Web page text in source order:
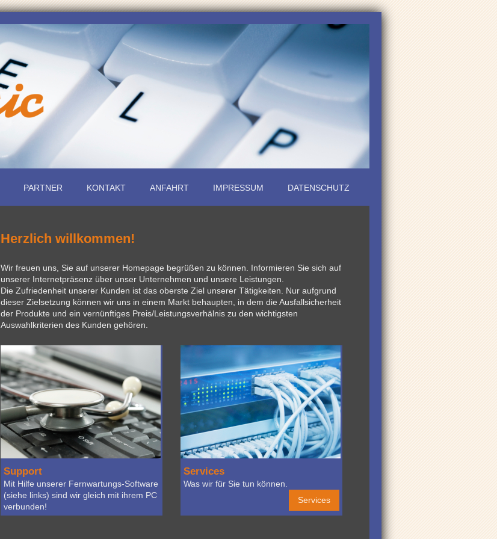
PARTNER KONTAKT ANFAHRT IMPRESSUM DATENSCHUTZ
Herzlich willkommen!
Wir freuen uns, Sie auf unserer Homepage begrüßen zu können. Informieren Sie sich auf
unserer Internetpräsenz über unser Unternehmen und unsere Leistungen.
Die Zufriedenheit unserer Kunden ist das oberste Ziel unserer Tätigkeiten. Nur aufgrund
dieser Zielsetzung können wir uns in einem Markt behaupten, in dem die Ausfallsicherheit
der Produkte und ein vernünftiges Preis/Leistungsverhälnis zu den wichtigsten
Auswahlkriterien des Kunden gehören.
Support
Mit Hilfe unserer Fernwartungs-Software
(siehe links) sind wir gleich mit ihrem PC
verbunden!
Services
Was wir für Sie tun können.
Services